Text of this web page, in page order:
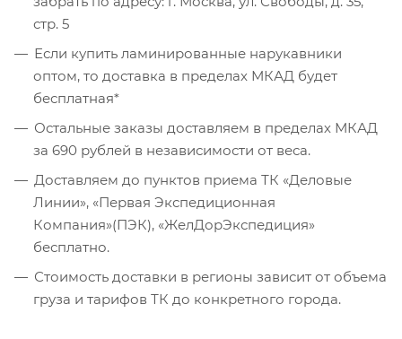
стр. 5
Если купить ламинированные нарукавники
оптом, то доставка в пределах МКАД будет
бесплатная*
Остальные заказы доставляем в пределах МКАД
за 690 рублей в независимости от веса.
Доставляем до пунктов приема ТК «Деловые
Линии», «Первая Экспедиционная
Компания»(ПЭК), «ЖелДорЭкспедиция»
бесплатно.
Стоимость доставки в регионы зависит от объема
груза и тарифов ТК до конкретного города.